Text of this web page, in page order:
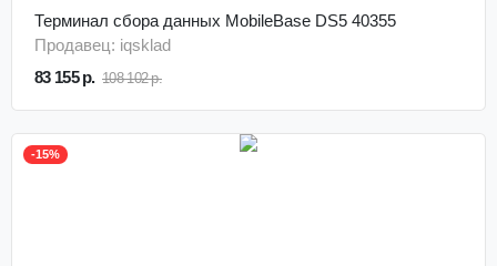
Терминал сбора данных MobileBase DS5 40355
Продавец: iqsklad
83 155 р. 108 102 р.
-15%